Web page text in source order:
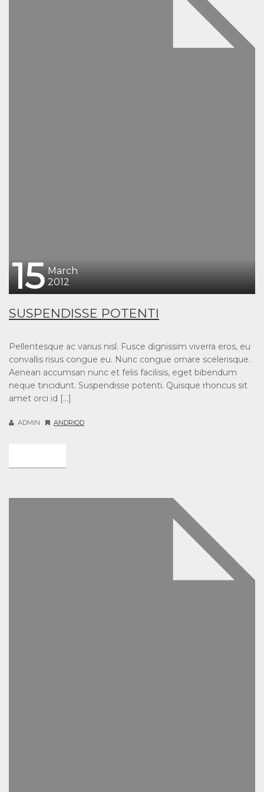
15 March
2012
SUSPENDISSE POTENTI
Pellentesque ac varius nisl. Fusce dignissim viverra eros, eu
convallis risus congue eu. Nunc congue ornare scelerisque.
Aenean accumsan nunc et felis facilisis, eget bibendum
neque tincidunt. Suspendisse potenti. Quisque rhoncus sit
amet orci id […]
ADMIN ANDRIOD